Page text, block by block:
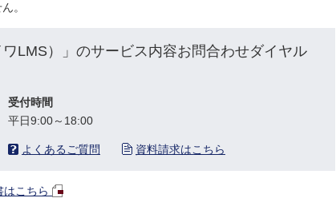
。
ワLMS）」のサービス内容お問合わせダイヤル
受付時間
平日9:00～18:00
よくあるご質問 資料請求はこちら
こちら